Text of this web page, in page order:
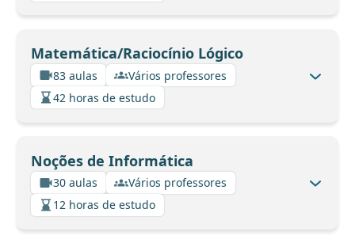
Matemática/Raciocínio Lógico
83 aulas
Vários professores
42 horas de estudo
Noções de Informática
30 aulas
Vários professores
12 horas de estudo